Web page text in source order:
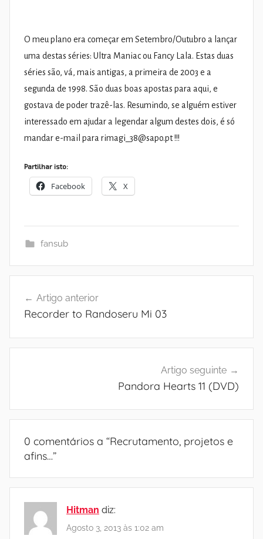
O meu plano era começar em Setembro/Outubro a lançar
uma destas séries: Ultra Maniac ou Fancy Lala. Estas duas
séries são, vá, mais antigas, a primeira de 2003 e a
segunda de 1998. São duas boas apostas para aqui, e
gostava de poder trazê-las. Resumindo, se alguém estiver
interessado em ajudar a legendar algum destes dois, é só
mandar e-mail para rimagi_38@sapo.pt!!!
Partilhar isto:
Facebook X
fansub
de
Artigo anterior
Recorder to Randoseru Mi 03
Artigo seguinte
Pandora Hearts 11 (DVD)
0 comentários a “Recrutamento, projetos e
afins…”
Hitman diz:
Agosto 3, 2013 às 1:02 am